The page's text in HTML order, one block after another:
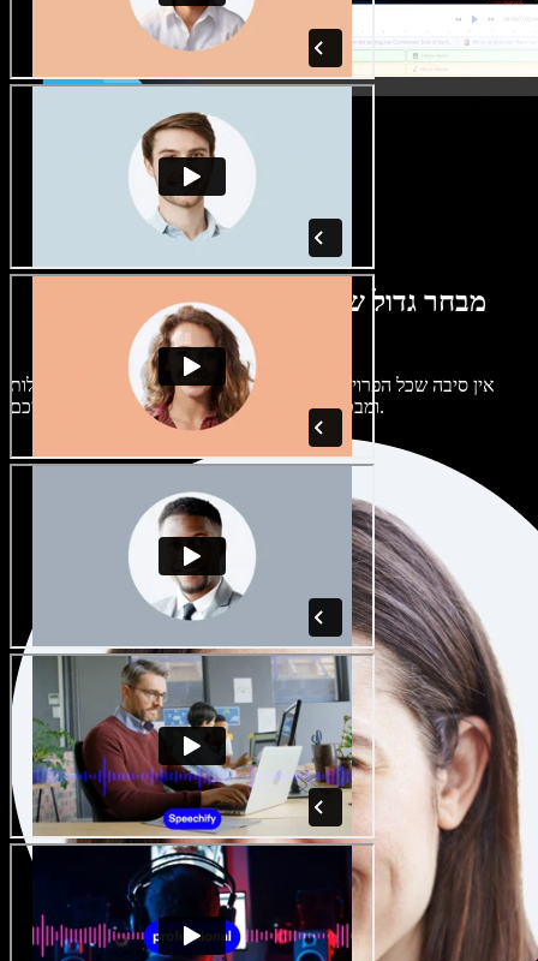
מבחר גדול של קולות נשים וגברים במגוון
מבטאים
אין סיבה שכל הפרויקטים יישמעו אותו דבר. בחרו מתוך מאות קולות
ומבטאים של בינה מלאכותית והתאימו אותם אליכם.